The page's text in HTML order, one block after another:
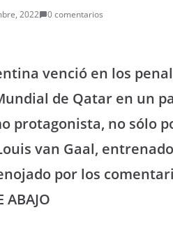
2022 0 comentarios
venció en los
de Qatar en un
protagonista, no sólo
van Gaal,
por los